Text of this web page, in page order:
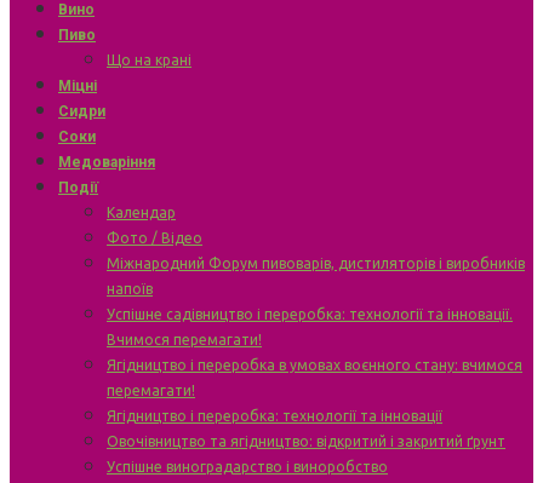
Вино
Пиво
Що на крані
Міцні
Сидри
Соки
Медоваріння
Події
Календар
Фото / Відео
Міжнародний Форум пивоварів, дистиляторів і виробників
напоїв
Успішне садівництво і переробка: технології та інновації.
Вчимося перемагати!
Ягідництво і переробка в умовах воєнного стану: вчимося
перемагати!
Ягідництво і переробка: технології та інновації
Овочівництво та ягідництво: відкритий і закритий ґрунт
Успішне виноградарство і виноробство